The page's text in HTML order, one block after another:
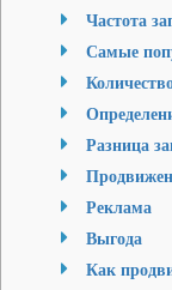
Частота
Самые
Разница
Реклама
Выгода
Как